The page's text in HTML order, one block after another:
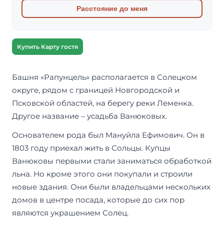
Расстояние до меня
Купить Карту гостя
Башня «Рапунцель» располагается в Солецком
округе, рядом с границей Новгородской и
Псковской областей, на берегу реки Леменка.
Другое название – усадьба Ванюковых.
Основателем рода был Мануйла Ефимович. Он в
1803 году приехал жить в Сольцы. Купцы
Ванюковы первыми стали заниматься обработкой
льна. Но кроме этого они покупали и строили
новые здания. Они были владельцами нескольких
домов в центре посада, которые до сих пор
являются украшением Солец.